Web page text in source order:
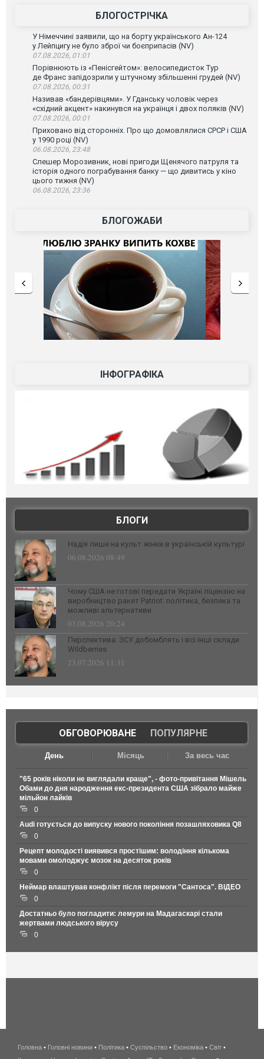
БЛОГОСТРІЧКА
У Німеччині заявили, що на борту українського Ан-124
у Лейпцигу не було зброї чи боєприпасів (NV)
07.08.2026, 01:01
Порівнюють із «Пенісгейтом»: велосипедисток Тур
де Франс запідозрили у штучному збільшенні грудей (NV)
07.08.2026, 00:31
Називав «бандерівцями». У Гданську чоловік через
«східний акцент» накинувся на українця і двох поляків (NV)
07.08.2026, 00:01
Приховано від сторонніх. Про що домовлялися СРСР і США
у 1990 році (NV)
06.08.2026, 23:48
Слешер Морозивник, нові пригоди Щенячого патруля та
історія одного пограбування банку — що дивитись у кіно
цього тижня (NV)
06.08.2026, 23:36
БЛОГОЖАБИ
ІНФОГРАФІКА
БЛОГИ
Надія лише на культ жінки в українській культурі
06.08.2026 08:49
Чому США не готові передати Україні ліцензію на
виробництво ракет Patriot: політика, безпека та
можливі альтернативи
03.08.2026 20:24
Перспектива: ЗСУ добомблять і всі інші склади
Wildberries
23.07.2026 11:31
ОБГОВОРЮВАНЕ| ПОПУЛЯРНЕ
День Місяць За весь час
"65 років ніколи не виглядали краще", - фото-привітання Мішель
Обами до дня народження екс-президента США зібрало майже
мільйон лайків
0
Audi готується до випуску нового покоління позашляховика Q8
0
Рецепт молодості виявився простішим: володіння кількома
мовами омолоджує мозок на десяток років
0
Неймар влаштував конфлікт після перемоги "Сантоса". ВІДЕО
0
Достатньо було погладити: лемури на Мадагаскарі стали
жертвами людського вірусу
0
беспроводной
Головна • Головні новини • Політика • Суспільство • Економіка • Світ •